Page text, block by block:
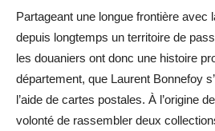
Partageant une longue frontière avec
depuis longtemps un territoire de
les douaniers ont donc une histoire
département, que Laurent Bonnefoy
l’aide de cartes postales. À l’origine
volonté de rassembler deux